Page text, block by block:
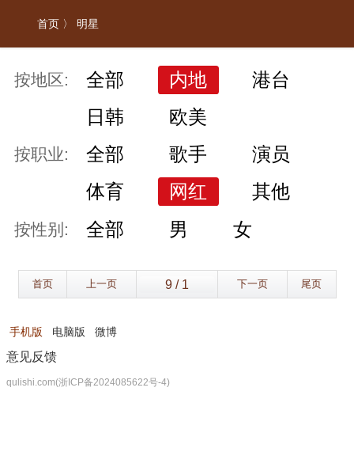
首页 〉 明星
按地区: 全部 内地
港台
日韩
欧美
按职业: 全部 歌手
演员
体育
网红 其他
按性别: 全部 男 女
首页 上一页 下一页 尾页
手机版 电脑版 微博
意见反馈
qulishi.com(浙ICP备2024085622号-4)